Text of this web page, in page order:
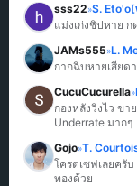
sss22»S. Eto'o
แม่งเก่งชิปหาย
JAMs555»L.
กากฉิบหายเสียด
CucuCucurella»
กองหลังวิ่งไว ขา
Underrate มากๆ
Gojo»T.
โครตเซฟเลยครั
ทองด้วย